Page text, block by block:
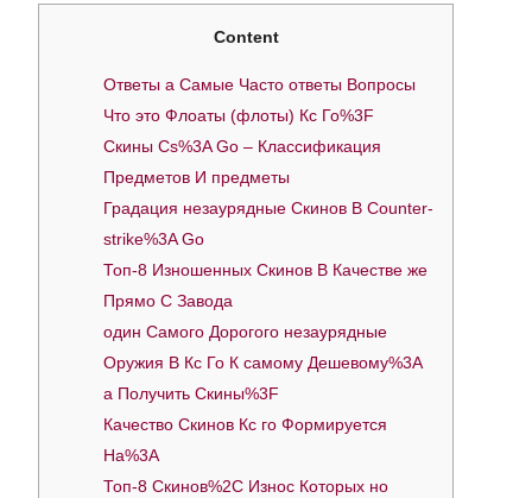
Content
Ответы а Самые Часто ответы Вопросы
Что это Флоаты (флоты) Кс Го%3F
Скины Cs%3A Go – Классификация
Предметов И предметы
Градация незаурядные Скинов В Counter-
strike%3A Go
Топ-8 Изношенных Скинов В Качестве же
Прямо С Завода
один Самого Дорогого незаурядные
Оружия В Кс Го К самому Дешевому%3A
а Получить Скины%3F
Качество Скинов Кс го Формируется
На%3A
Топ-8 Скинов%2C Износ Которых но